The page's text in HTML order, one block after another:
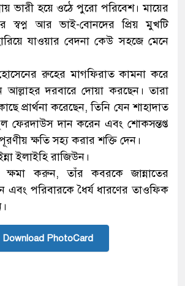
ভারী হয়ে ওঠে পুরো পরিবেশ। মায়ের
স্বপ্ন আর ভাই-বোনদের প্রিয় মুখটি
যাওয়ার বেদনা কেউ সহজে মেনে
রুহের মাগফিরাত কামনা করে
আল্লাহর দরবারে দোয়া করছেন। তারা
প্রার্থনা করেছেন, তিনি যেন শাহাদাত
ফেরদাউস দান করেন এবং শোকসন্তপ্ত
ক্ষতি সহ্য করার শক্তি দেন।
ইলাইহি রাজিউন।
ক্ষমা করুন, তাঁর কবরকে জান্নাতের
এবং পরিবারকে ধৈর্য ধারণের তাওফিক
Download PhotoCard